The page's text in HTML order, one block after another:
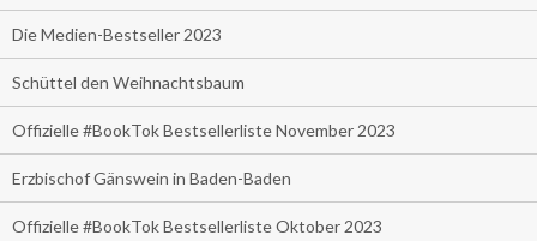
Die Medien-Bestseller 2023
Schüttel den Weihnachtsbaum
Offizielle #BookTok Bestsellerliste November 2023
Erzbischof Gänswein in Baden-Baden
Offizielle #BookTok Bestsellerliste Oktober 2023